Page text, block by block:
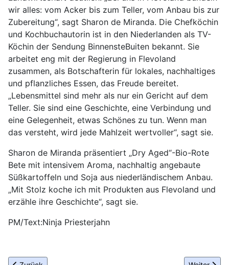
wir alles: vom Acker bis zum Teller, vom Anbau bis zur
Zubereitung“, sagt Sharon de Miranda. Die Chefköchin
und Kochbuchautorin ist in den Niederlanden als TV-
Köchin der Sendung BinnensteBuiten bekannt. Sie
arbeitet eng mit der Regierung in Flevoland
zusammen, als Botschafterin für lokales, nachhaltiges
und pflanzliches Essen, das Freude bereitet.
„Lebensmittel sind mehr als nur ein Gericht auf dem
Teller. Sie sind eine Geschichte, eine Verbindung und
eine Gelegenheit, etwas Schönes zu tun. Wenn man
das versteht, wird jede Mahlzeit wertvoller“, sagt sie.
Sharon de Miranda präsentiert „Dry Aged“-Bio-Rote
Bete mit intensivem Aroma, nachhaltig angebaute
Süßkartoffeln und Soja aus niederländischem Anbau.
„Mit Stolz koche ich mit Produkten aus Flevoland und
erzähle ihre Geschichte“, sagt sie.
PM/Text:Ninja Priesterjahn